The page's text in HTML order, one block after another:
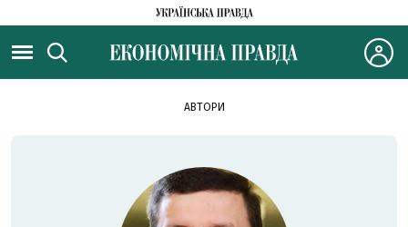
АВТОРИ